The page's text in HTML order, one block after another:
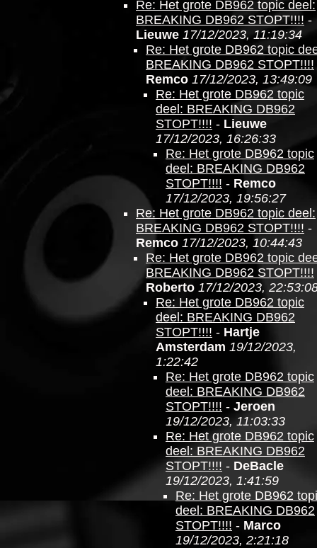
Re: Het grote DB962 topic deel:
BREAKING DB962 STOPT!!!! -
Lieuwe 17/12/2023, 11:19:34
Re: Het grote DB962 topic
BREAKING DB962 STOPT!!!!
Remco 17/12/2023, 13:49:09
Re: Het grote DB962 topic
deel: BREAKING DB962
STOPT!!!! - Lieuwe
17/12/2023, 16:26:33
Re: Het grote DB962 topic
deel: BREAKING DB962
STOPT!!!! - Remco
17/12/2023, 19:56:27
Re: Het grote DB962 topic deel:
BREAKING DB962 STOPT!!!! -
Remco 17/12/2023, 10:44:43
Re: Het grote DB962 topic
BREAKING DB962 STOPT!!!!
Roberto 17/12/2023,
Re: Het grote DB962 topic
deel: BREAKING DB962
STOPT!!!! - Hartje
Amsterdam 19/12/2023,
1:22:42
Re: Het grote DB962 topic
deel: BREAKING DB962
STOPT!!!! - Jeroen
19/12/2023, 11:03:33
Re: Het grote DB962 topic
deel: BREAKING DB962
STOPT!!!! - DeBacle
19/12/2023, 1:41:59
Re: Het grote DB962
deel: BREAKING DB962
STOPT!!!! - Marco
19/12/2023, 2:21:18